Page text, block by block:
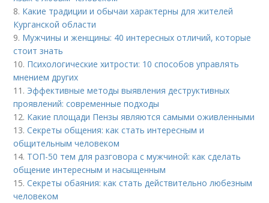
8. Какие традиции и обычаи характерны для жителей
Курганской области
9. Мужчины и женщины: 40 интересных отличий, которые
стоит знать
10. Психологические хитрости: 10 способов управлять
мнением других
11. Эффективные методы выявления деструктивных
проявлений: современные подходы
12. Какие площади Пензы являются самыми оживленными
13.Секреты общения: как стать интересным и
общительным человеком
14. ТОП-50 тем для разговора с мужчиной: как сделать
общение интересным и насыщенным
15.Секреты обаяния: как стать действительно любезным
человеком